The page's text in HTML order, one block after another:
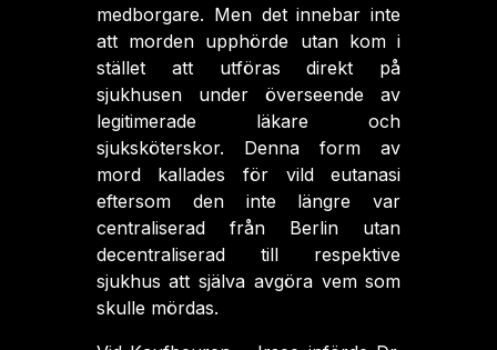
medborgare. Men det innebar inte
att morden upphörde utan kom i
stället att utföras direkt på
sjukhusen under överseende av
legitimerade läkare och
sjuksköterskor. Denna form av
mord kallades för vild eutanasi
eftersom den inte längre var
centraliserad från Berlin utan
decentraliserad till respektive
sjukhus att själva avgöra vem som
skulle mördas.